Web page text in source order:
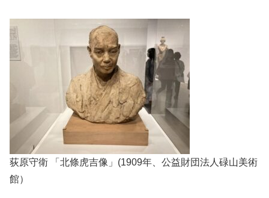
荻原守衛 「北條虎吉像」(1909年、公益財団法人碌山美術
館）